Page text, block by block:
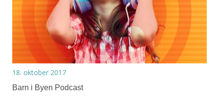
18. oktober 2017
Barn i Byen Podcast